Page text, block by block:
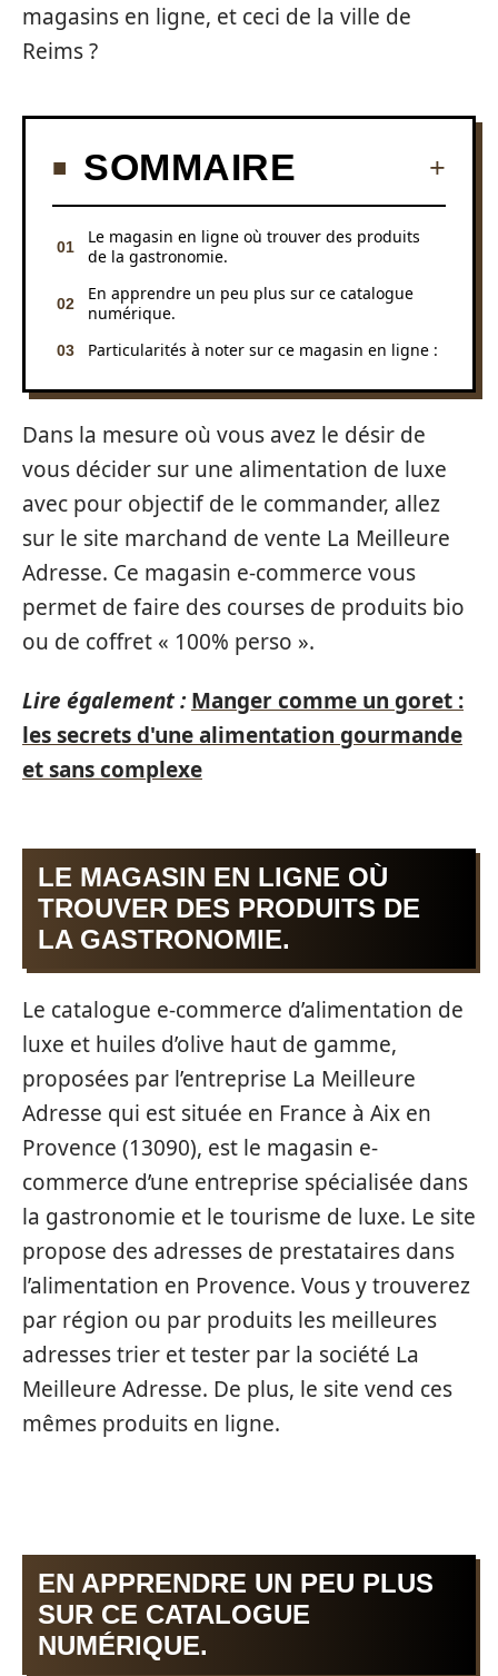
magasins en ligne, et ceci de la ville de
Reims ?
SOMMAIRE
Le magasin en ligne où trouver des produits
de la gastronomie.
En apprendre un peu plus sur ce catalogue
numérique.
Particularités à noter sur ce magasin en ligne :
Dans la mesure où vous avez le désir de
vous décider sur une alimentation de luxe
avec pour objectif de le commander, allez
sur le site marchand de vente La Meilleure
Adresse. Ce magasin e-commerce vous
permet de faire des courses de produits bio
ou de coffret « 100% perso ».
Lire également : Manger comme un goret :
les secrets d'une alimentation gourmande
et sans complexe
LE MAGASIN EN LIGNE OÙ
TROUVER DES PRODUITS DE
LA GASTRONOMIE.
Le catalogue e-commerce d’alimentation de
luxe et huiles d’olive haut de gamme,
proposées par l’entreprise La Meilleure
Adresse qui est située en France à Aix en
Provence (13090), est le magasin e-
commerce d’une entreprise spécialisée dans
la gastronomie et le tourisme de luxe. Le site
propose des adresses de prestataires dans
l’alimentation en Provence. Vous y trouverez
par région ou par produits les meilleures
adresses trier et tester par la société La
Meilleure Adresse. De plus, le site vend ces
mêmes produits en ligne.
EN APPRENDRE UN PEU PLUS
SUR CE CATALOGUE
NUMÉRIQUE.